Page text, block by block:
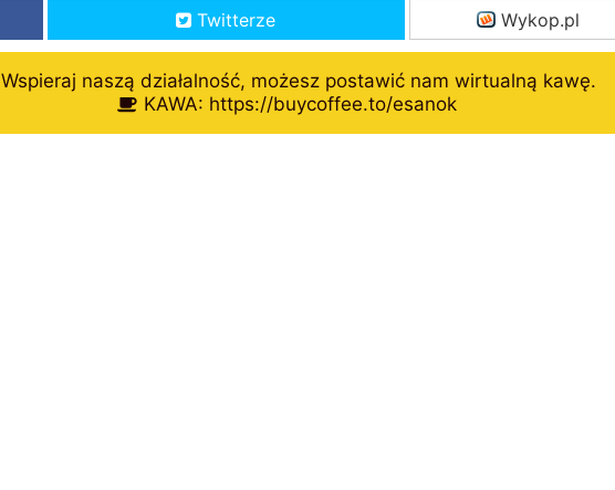
Twitterze Wykop.pl
Wspieraj naszą działalność, możesz postawić nam wirtualną kawę.
KAWA: https://buycoffee.to/esanok